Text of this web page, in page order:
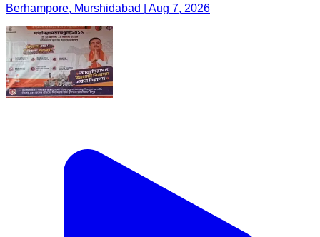
Berhampore, Murshidabad | Aug 7, 2026